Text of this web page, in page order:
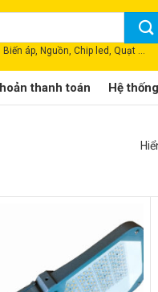
áp, Nguồn, Chip led, Quạt ...
thanh toán Hệ